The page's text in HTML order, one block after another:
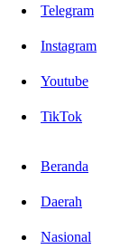
Telegram
Instagram
Youtube
TikTok
Beranda
Daerah
Nasional